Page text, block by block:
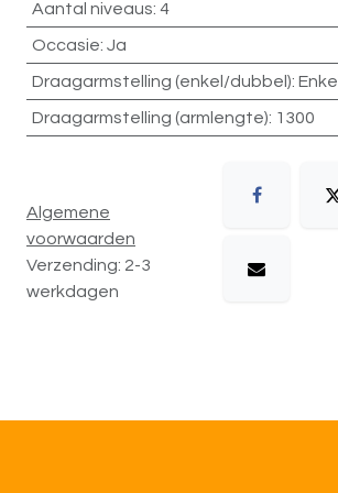
Aantal niveaus: 4
Occasie: Ja
Draagarmstelling (enkel/dubbel): Enkel
Draagarmstelling (armlengte): 1300
Algemene
voorwaarden
Verzending: 2-3
werkdagen